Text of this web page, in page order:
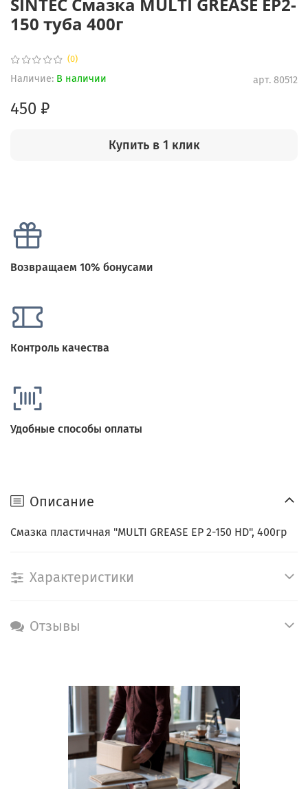
(0)
арт. 80512
Наличие: В наличии
150 туба 400г
450 ₽
Купить в 1 клик
Возвращаем 10% бонусами
Контроль качества
Удобные способы оплаты
Описание
Смазка пластичная "MULTI GREASE EP 2-150 HD", 400гр
Характеристики
Отзывы